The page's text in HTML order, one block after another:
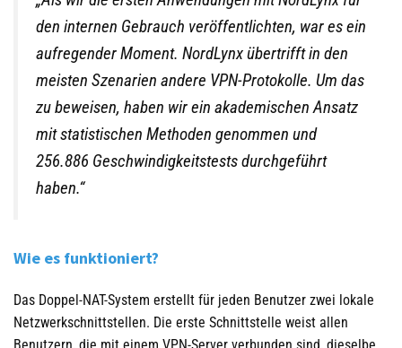
den internen Gebrauch veröffentlichten, war es ein
aufregender Moment. NordLynx übertrifft in den
meisten Szenarien andere VPN-Protokolle. Um das
zu beweisen, haben wir ein akademischen Ansatz
mit statistischen Methoden genommen und
256.886 Geschwindigkeitstests durchgeführt
haben.“
Wie es funktioniert?
Das Doppel-NAT-System erstellt für jeden Benutzer zwei lokale
Netzwerkschnittstellen. Die erste Schnittstelle weist allen
Benutzern, die mit einem VPN-Server verbunden sind, dieselbe